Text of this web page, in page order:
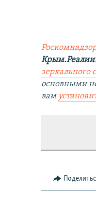
Крым.Реалии
основными
вам